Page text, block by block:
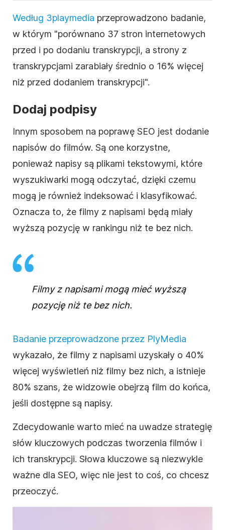
Według 3playmedia przeprowadzono badanie,
w którym "porównano 37 stron internetowych
przed i po dodaniu transkrypcji, a strony z
transkrypcjami zarabiały średnio o 16% więcej
niż przed dodaniem transkrypcji".
Dodaj podpisy
Innym sposobem na poprawę SEO jest dodanie
napisów do filmów. Są one korzystne,
ponieważ napisy są plikami tekstowymi, które
wyszukiwarki mogą odczytać, dzięki czemu
mogą je również indeksować i klasyfikować.
Oznacza to, że filmy z napisami będą miały
wyższą pozycję w rankingu niż te bez nich.
Filmy z napisami mogą mieć wyższą
pozycję niż te bez nich.
Badanie przeprowadzone przez PlyMedia
wykazało, że filmy z napisami uzyskały o 40%
więcej wyświetleń niż filmy bez nich, a istnieje
80% szans, że widzowie obejrzą film do końca,
jeśli dostępne są napisy.
Zdecydowanie warto mieć na uwadze strategię
słów kluczowych podczas tworzenia filmów i
ich transkrypcji. Słowa kluczowe są niezwykle
ważne dla SEO, więc nie jest to coś, co chcesz
przeoczyć.